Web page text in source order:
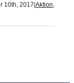
10th, 2017|Aktion